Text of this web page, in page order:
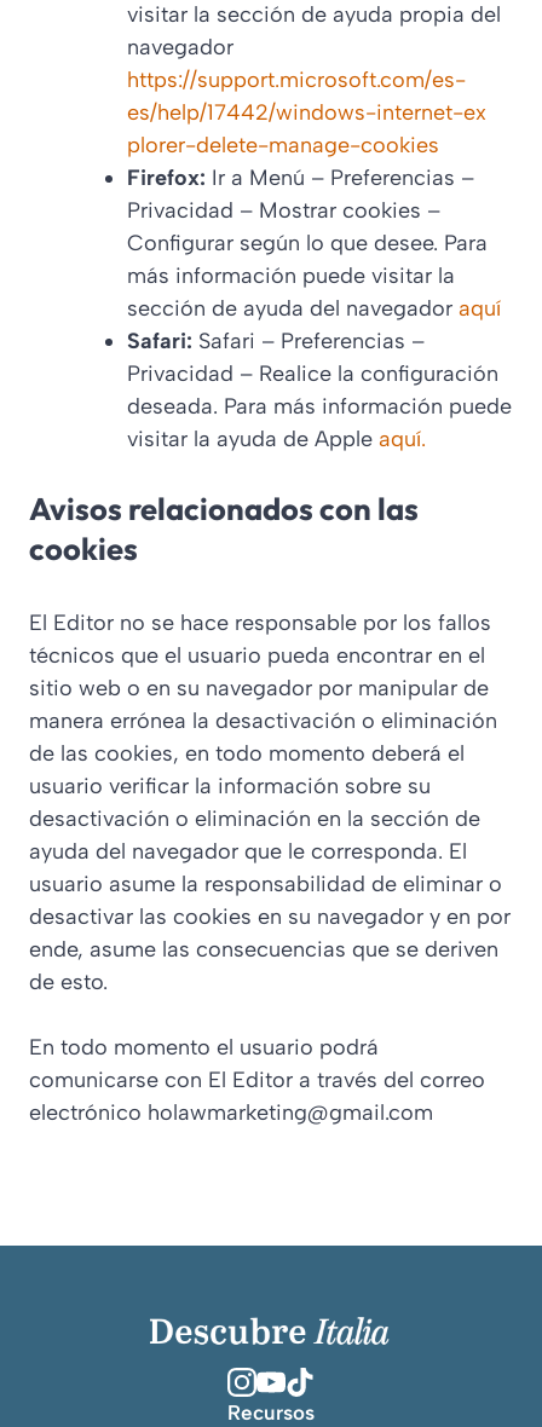
visitar la sección de ayuda propia del
navegador
https://support.microsoft.com/es-
es/help/17442/windows-internet-ex
plorer-delete-manage-cookies
Firefox: Ir a Menú – Preferencias –
Privacidad – Mostrar cookies –
Configurar según lo que desee. Para
más información puede visitar la
sección de ayuda del navegador aquí
Safari: Safari – Preferencias –
Privacidad – Realice la configuración
deseada. Para más información puede
visitar la ayuda de Apple aquí.
Avisos relacionados con las
cookies
El Editor no se hace responsable por los fallos
técnicos que el usuario pueda encontrar en el
sitio web o en su navegador por manipular de
manera errónea la desactivación o eliminación
de las cookies, en todo momento deberá el
usuario verificar la información sobre su
desactivación o eliminación en la sección de
ayuda del navegador que le corresponda. El
usuario asume la responsabilidad de eliminar o
desactivar las cookies en su navegador y en por
ende, asume las consecuencias que se deriven
de esto.
En todo momento el usuario podrá
comunicarse con El Editor a través del correo
electrónico holawmarketing@gmail.com
Recursos